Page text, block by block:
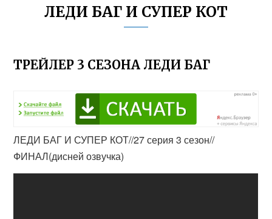
ЛЕДИ БАГ И СУПЕР КОТ
ТРЕЙЛЕР 3 СЕЗОНА ЛЕДИ БАГ
ЛЕДИ БАГ И СУПЕР КОТ//27 серия 3 сезон//
ФИНАЛ(дисней озвучка)